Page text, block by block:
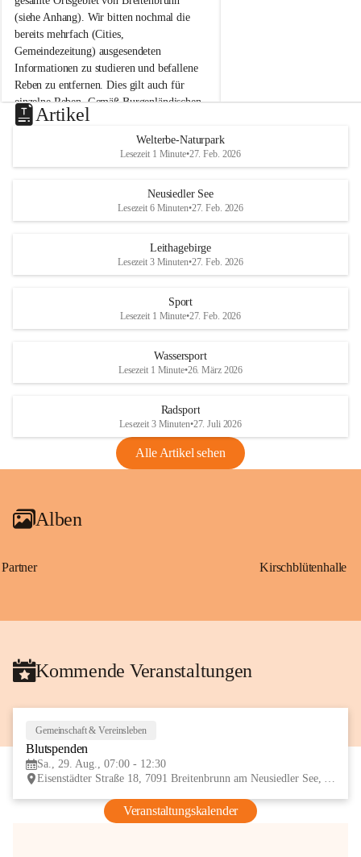
u
n
n
a
m
N
e
u
s
d
S
(siehe Anhang). Wir bitten nochmal die
bereits mehrfach (Cities,
Gemeindezeitung) ausgesendeten
Informationen zu studieren und befallene
Reben zu entfernen. Dies gilt auch für
einzelne Reben. Gemäß Burgenländischen
Weinbaugesetz sind nicht gepflegte oder
unzulässige Weingärten zu roden! Bitte
helfen wir zusammen um unsere Winzer
vor den prognostizierten Ernteausfällen
und den daraus folgenden wirtschaftlichen
Maßnahmen zur Bekämpfung
Rebe und der Amerikanischen
Anhang VBl. EU Nr. 18
1 Seite•1,4 MB
VBl. EU Nr. 18_2026
u
e
d
r
S
Artikel
Welterbe-Naturpark
Lesezeit 1 Minute•27. Feb. 2026
Neusiedler See
Lesezeit 6 Minuten•27. Feb. 2026
Leithagebirge
Lesezeit 3 Minuten•27. Feb. 2026
Sport
Lesezeit 1 Minute•27. Feb. 2026
Wassersport
Lesezeit 1 Minute•26. März 2026
Radsport
Lesezeit 3 Minuten•27. Juli 2026
Alle Artikel sehen
Alben
Partner Kirschblütenhalle
Kommende Veranstaltungen
Gemeinschaft & Vereinsleben
Blutspenden
Sa., 29. Aug., 07:00 - 12:30
Eisenstädter Straße 18, 7091 Breitenbrunn am Neusiedler See, AUT
Veranstaltungskalender